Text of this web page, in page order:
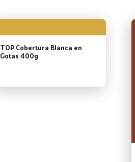
TOP Cobertura Blanca en
Gotas 400g